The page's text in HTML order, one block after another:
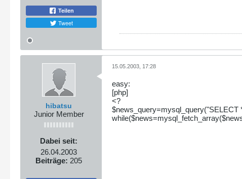
Teilen
Tweet
hibatsu
Junior Member
Dabei seit:
26.04.2003
Beiträge: 205
15.05.2003, 17:28
easy:
[php]
<?